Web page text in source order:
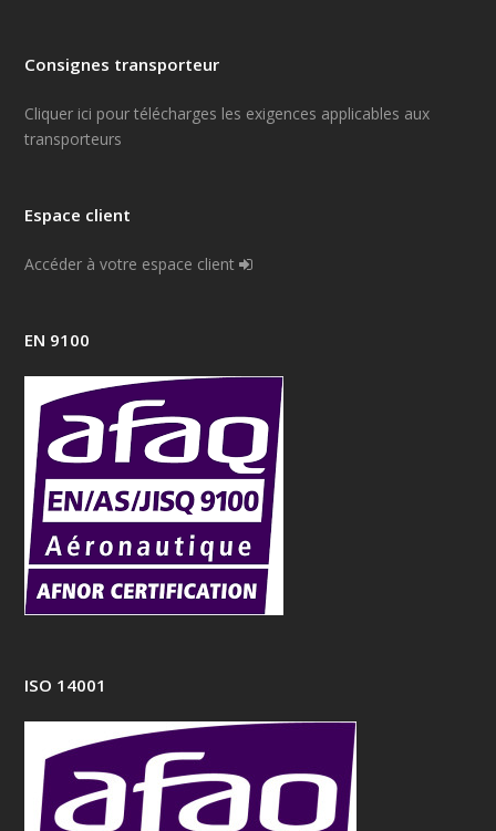
Consignes transporteur
Cliquer ici pour télécharges les exigences applicables aux
transporteurs
Espace client
Accéder à votre espace client
EN 9100
ISO 14001